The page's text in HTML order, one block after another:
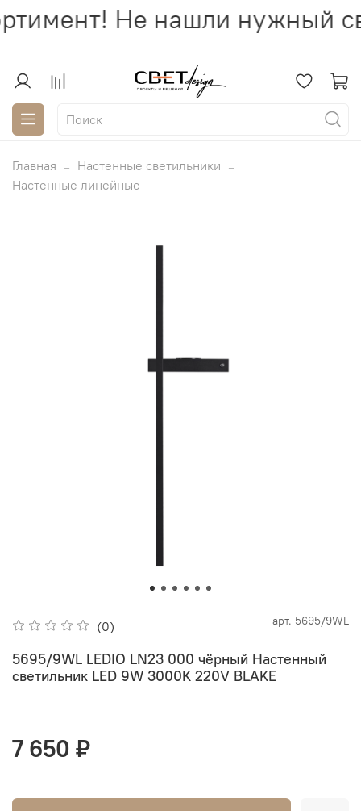
Не нашли нужный
Главная
Настенные светильники
Настенные линейные
(0) арт. 5695/9WL
5695/9WL LEDIO LN23 000 чёрный Настенный
светильник LED 9W 3000K 220V BLAKE
7 650 ₽